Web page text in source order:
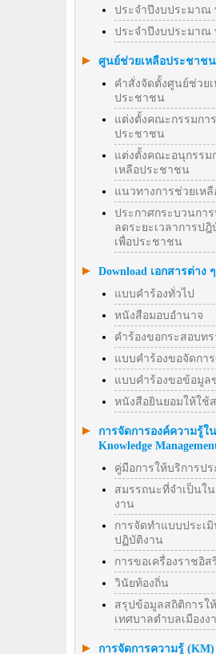
ประจำปีงบประมาณ
ประจำปีงบประมา
ศูนย์ช่วยเหลือประชาชน
คำสั่งจัดตั้งศูนย์ช่วยเ
ประชาชน
แต่งตั้งคณะกรรมกา
ประชาชน
แต่งตั้งคณะอนุกรรม
เหลือประชาชน
แนวทางการช่วยเห
ประกาศกระบวนกา
ลดระยะเวลาการป
เพื่อประชาชน
Download เอกสารต่าง ๆ
แบบคำร้องทั่วไป
หนังสือมอบอำนาจ
คำร้องขอกระสอบทร
แบบคำร้องขอจัดกา
แบบคำร้องขอข้อมูล
หนังสือยินยอมให้ใช้
การจัดการองค์ความรู้ใ
Knowledge
คู่มือการให้บริการป
สมรรถนะที่จำเป็นใ
งาน
การจัดทำแบบประเ
ปฏิบัติงาน
การขอเครื่องราชอิ
วินัยท้องถิ่น
สรุปข้อมูลสถิติการใ
เทศบาลตำบลเมืองง
การจัดการความรู้ (KM)